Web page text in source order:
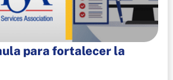
para fortalecer la